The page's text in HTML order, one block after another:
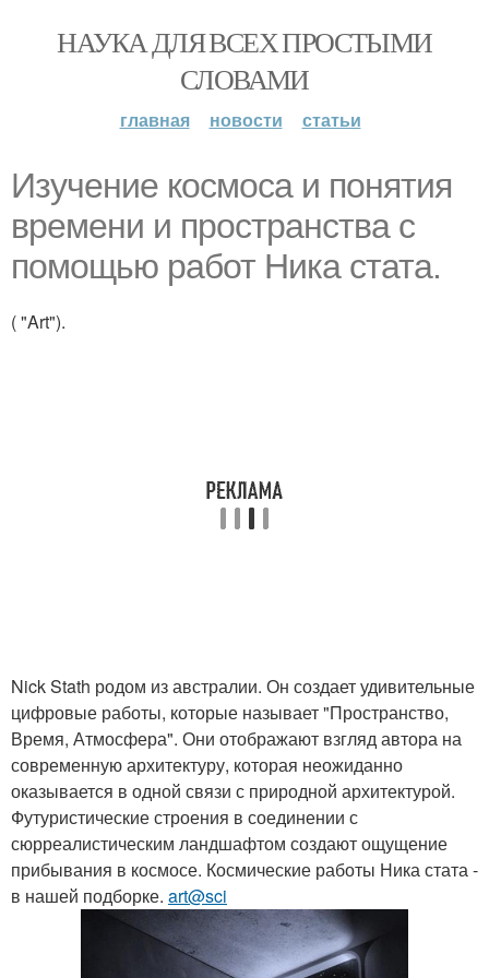
НАУКА ДЛЯ ВСЕХ ПРОСТЫМИ
СЛОВАМИ
главная новости статьи
Изучение космоса и понятия
времени и пространства с
помощью работ Ника стата.
( "Art").
Nick Stath родом из австралии. Он создает удивительные
цифровые работы, которые называет "Пространство,
Время, Атмосфера". Они отображают взгляд автора на
современную архитектуру, которая неожиданно
оказывается в одной связи с природной архитектурой.
Футуристические строения в соединении с
сюрреалистическим ландшафтом создают ощущение
прибывания в космосе. Космические работы Ника стата -
в нашей подборке. art@sci